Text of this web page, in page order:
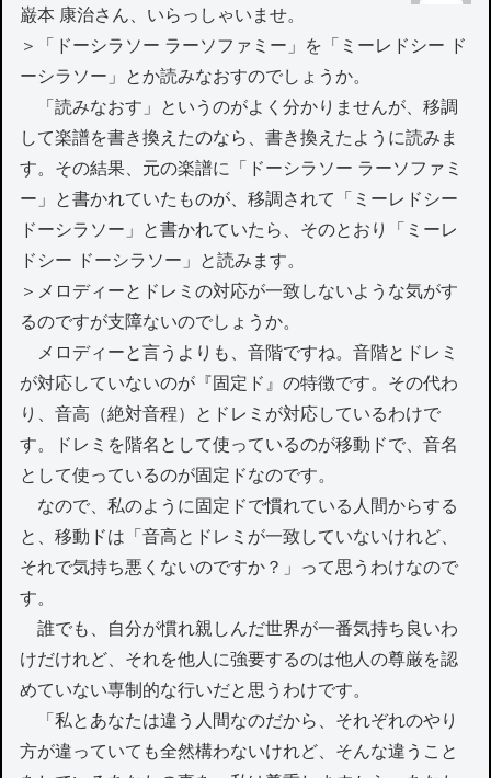
巌本 康治さん、いらっしゃいませ。
＞「ドーシラソー ラーソファミー」を「ミーレドシー ド
ーシラソー」とか読みなおすのでしょうか。
「読みなおす」というのがよく分かりませんが、移調
して楽譜を書き換えたのなら、書き換えたように読みま
す。その結果、元の楽譜に「ドーシラソー ラーソファミ
ー」と書かれていたものが、移調されて「ミーレドシー
ドーシラソー」と書かれていたら、そのとおり「ミーレ
ドシー ドーシラソー」と読みます。
＞メロディーとドレミの対応が一致しないような気がす
るのですが支障ないのでしょうか。
メロディーと言うよりも、音階ですね。音階とドレミ
が対応していないのが『固定ド』の特徴です。その代わ
り、音高（絶対音程）とドレミが対応しているわけで
す。ドレミを階名として使っているのが移動ドで、音名
として使っているのが固定ドなのです。
なので、私のように固定ドで慣れている人間からする
と、移動ドは「音高とドレミが一致していないけれど、
それで気持ち悪くないのですか？」って思うわけなので
す。
誰でも、自分が慣れ親しんだ世界が一番気持ち良いわ
けだけれど、それを他人に強要するのは他人の尊厳を認
めていない専制的な行いだと思うわけです。
「私とあなたは違う人間なのだから、それぞれのやり
方が違っていても全然構わないけれど、そんな違うこと